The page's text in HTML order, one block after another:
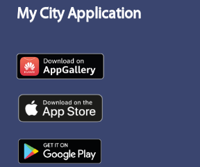
My City Application